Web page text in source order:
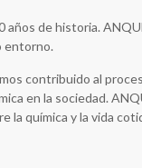
años de historia.
entorno.
contribuido al
en la sociedad.
la química y la vida